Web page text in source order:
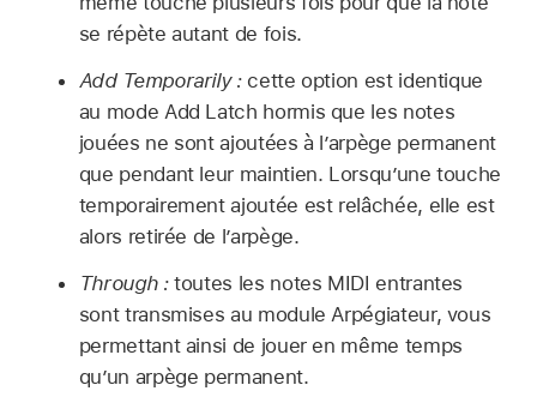
se répète autant de fois.
Add Temporarily :cette option est identique
au mode Add Latch hormis que les notes
jouées ne sont ajoutées à l’arpège permanent
que pendant leur maintien. Lorsqu’une touche
temporairement ajoutée est relâchée, elle est
alors retirée de l’arpège.
Through :toutes les notes MIDI entrantes
sont transmises au module Arpégiateur, vous
permettant ainsi de jouer en même temps
qu’un arpège permanent.